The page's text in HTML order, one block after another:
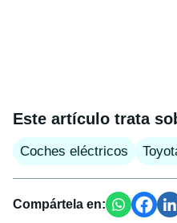
Este artículo trata
Coches eléctricos
Compártela en: